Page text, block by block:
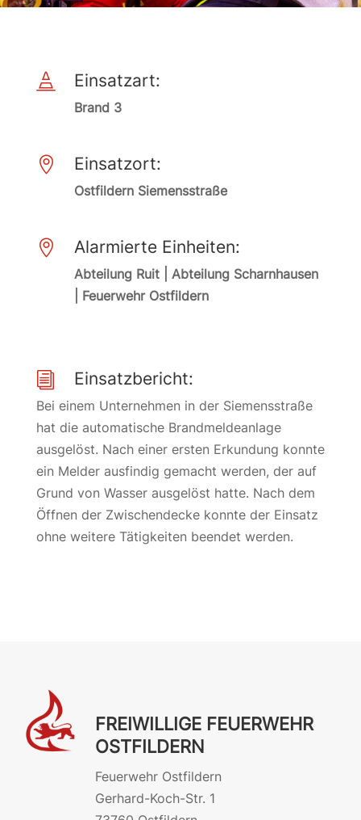
 Einsatzart:
Brand 3
 Einsatzort:
Ostfildern Siemensstraße
 Alarmierte Einheiten:
Abteilung Ruit | Abteilung Scharnhausen
| Feuerwehr Ostfildern
i Einsatzbericht:
Bei einem Unternehmen in der Siemensstraße
hat die automatische Brandmeldeanlage
ausgelöst. Nach einer ersten Erkundung konnte
ein Melder ausfindig gemacht werden, der auf
Grund von Wasser ausgelöst hatte. Nach dem
Öffnen der Zwischendecke konnte der Einsatz
ohne weitere Tätigkeiten beendet werden.
FREIWILLIGE FEUERWEHR
OSTFILDERN
Feuerwehr Ostfildern
Gerhard-Koch-Str. 1